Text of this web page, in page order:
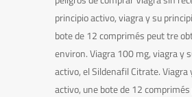
principio activo, viagra y su
bote de 12 comprimés peut tre
environ. Viagra 100 mg, viagra y
activo, el Sildenafil Citrate. Viagra
activo, une bote de 12